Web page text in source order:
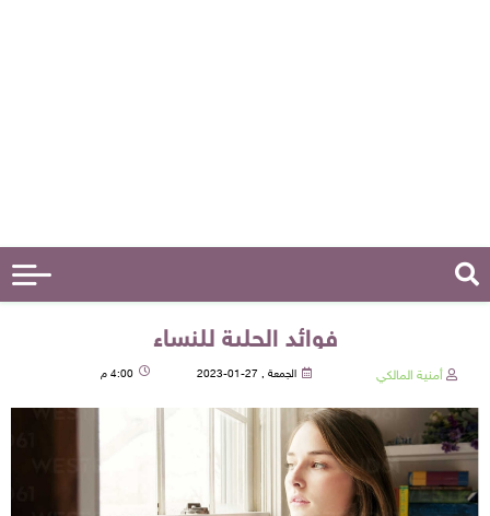
فوائد الحلبة للنساء
أمنية المالكي الجمعة , 27-01-2023 4:00 م